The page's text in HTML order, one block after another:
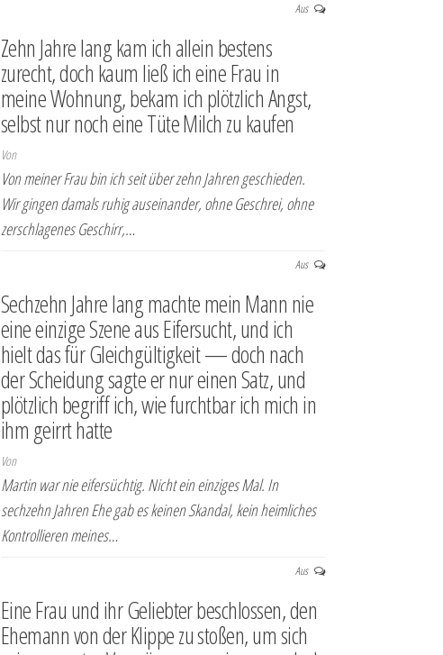
Aus
Zehn Jahre lang kam ich allein bestens
zurecht, doch kaum ließ ich eine Frau in
meine Wohnung, bekam ich plötzlich Angst,
selbst nur noch eine Tüte Milch zu kaufen
Von
Von meiner Frau bin ich seit über zehn Jahren geschieden.
Wir gingen damals ruhig auseinander, ohne Geschrei, ohne
zerschlagenes Geschirr,…
Aus
Sechzehn Jahre lang machte mein Mann nie
eine einzige Szene aus Eifersucht, und ich
hielt das für Gleichgültigkeit — doch nach
der Scheidung sagte er nur einen Satz, und
plötzlich begriff ich, wie furchtbar ich mich in
ihm geirrt hatte
Von
Martin war nie eifersüchtig. Nicht ein einziges Mal. In
sechzehn Jahren Ehe gab es keinen Skandal, kein heimliches
Kontrollieren meines…
Aus
Eine Frau und ihr Geliebter beschlossen, den
Ehemann von der Klippe zu stoßen, um sich